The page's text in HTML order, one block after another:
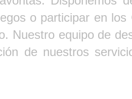
o participar en
Nuestro equipo de
de nuestros